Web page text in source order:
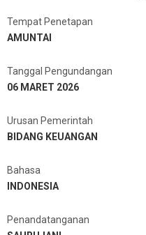
Tempat Penetapan
AMUNTAI
Tanggal Pengundangan
06 MARET 2026
Urusan Pemerintah
BIDANG KEUANGAN
Bahasa
INDONESIA
Penandatanganan